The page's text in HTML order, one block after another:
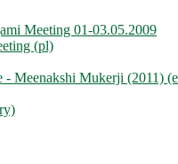
Meeting 01-03.05.2009
(pl)
Meenakshi Mukerji (2011)